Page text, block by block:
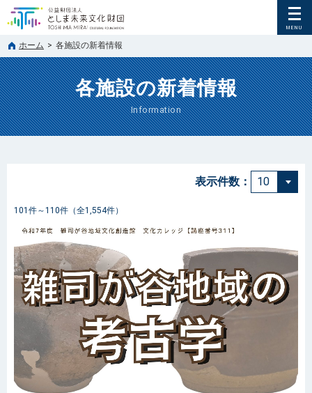
ホーム > 各施設の新着情報
各施設の新着情報
Information
表示件数：
101件～110件（全1,554件）